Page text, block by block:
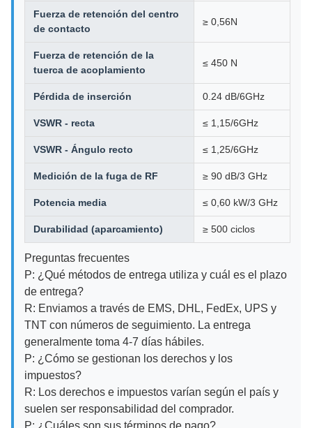
Fuerza de retención del centro
de contacto
≥ 0,56N
Fuerza de retención de la
tuerca de acoplamiento
≤ 450 N
Pérdida de inserción 0.24 dB/6GHz
VSWR - recta ≤ 1,15/6GHz
VSWR - Ángulo recto ≤ 1,25/6GHz
Medición de la fuga de RF ≥ 90 dB/3 GHz
Potencia media ≤ 0,60 kW/3 GHz
Durabilidad (aparcamiento) ≥ 500 ciclos
Preguntas frecuentes
P: ¿Qué métodos de entrega utiliza y cuál es el plazo
de entrega?
R: Enviamos a través de EMS, DHL, FedEx, UPS y
TNT con números de seguimiento. La entrega
generalmente toma 4-7 días hábiles.
P: ¿Cómo se gestionan los derechos y los
impuestos?
R: Los derechos e impuestos varían según el país y
suelen ser responsabilidad del comprador.
P: ¿Cuáles son sus términos de pago?